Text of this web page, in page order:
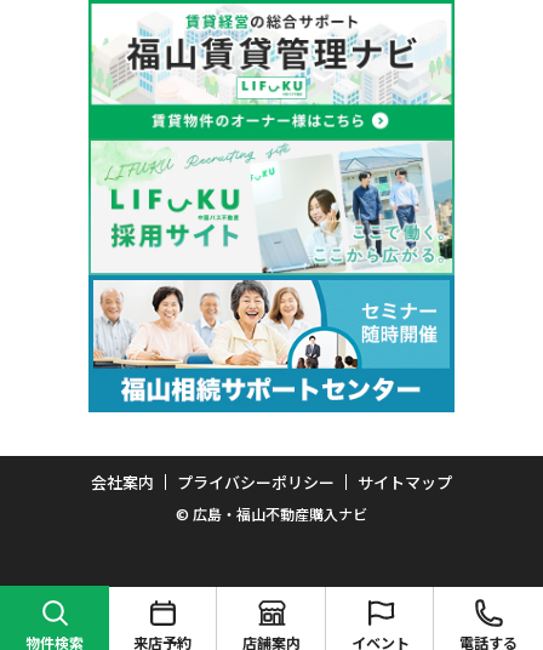
会社案内 プライバシーポリシー サイトマップ
© 広島・福山不動産購入ナビ
物件検索 来店予約 店舗案内 イベント 電話する